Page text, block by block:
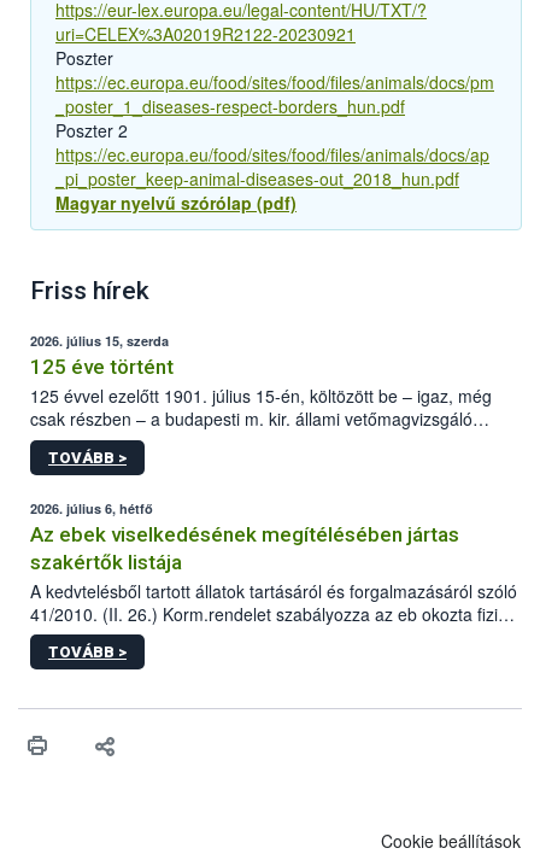
https://eur-lex.europa.eu/legal-content/HU/TXT/?
uri=CELEX%3A02019R2122-20230921
Poszter
https://ec.europa.eu/food/sites/food/files/animals/docs/pm
_poster_1_diseases-respect-borders_hun.pdf
Poszter 2
https://ec.europa.eu/food/sites/food/files/animals/docs/ap
_pi_poster_keep-animal-diseases-out_2018_hun.pdf
Magyar nyelvű szórólap (pdf)
Friss hírek
2026. július 15, szerda
125 éve történt
125 évvel ezelőtt 1901. július 15-én, költözött be – igaz, még
csak részben – a budapesti m. kir. állami vetőmagvizsgáló
állomás a Kis Rókus utca 15. szám alatti, Czigler Győző által
tervezett új épületébe.
TOVÁBB >
2026. július 6, hétfő
Az ebek viselkedésének megítélésében jártas
szakértők listája
A kedvtelésből tartott állatok tartásáról és forgalmazásáról szóló
41/2010. (II. 26.) Korm.rendelet szabályozza az eb okozta fizikai
sérülés, illetve ennek veszélye keletkezésekor felmerülő
hatósági feladatokat, valamint a veszélyes eb tartását és annak
vonni az ebek viselkedésének megítélésében jártas szakértőt.
TOVÁBB >
Cookie beállítások